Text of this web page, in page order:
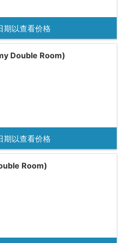
期以查看价格
Double Room)
期以查看价格
Room)